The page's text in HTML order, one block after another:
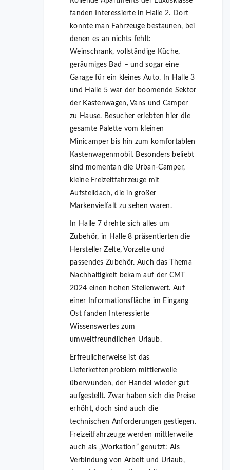
fanden Interessierte in Halle 2. Dort
konnte man Fahrzeuge bestaunen, bei
denen es an nichts fehlt:
Weinschrank, vollständige Küche,
geräumiges Bad – und sogar eine
Garage für ein kleines Auto. In Halle 3
und Halle 5 war der boomende Sektor
der Kastenwagen, Vans und Camper
zu Hause. Besucher erlebten hier die
gesamte Palette vom kleinen
Minicamper bis hin zum komfortablen
Kastenwagenmobil. Besonders beliebt
sind momentan die Urban-Camper,
kleine Freizeitfahrzeuge mit
Aufstelldach, die in großer
Markenvielfalt zu sehen waren.
In Halle 7 drehte sich alles um
Zubehör, in Halle 8 präsentierten die
Hersteller Zelte, Vorzelte und
passendes Zubehör. Auch das Thema
Nachhaltigkeit bekam auf der CMT
2024 einen hohen Stellenwert. Auf
einer Informationsfläche im Eingang
Ost fanden Interessierte
Wissenswertes zum
umweltfreundlichen Urlaub.
Erfreulicherweise ist das
Lieferkettenproblem mittlerweile
überwunden, der Handel wieder gut
aufgestellt. Zwar haben sich die Preise
erhöht, doch sind auch die
technischen Anforderungen gestiegen.
Freizeitfahrzeuge werden mittlerweile
auch als „Workation” genutzt: Als
Verbindung von Arbeit und Urlaub,